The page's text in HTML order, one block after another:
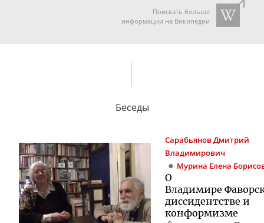
Поискать больше
информации на Википедии
Беседы
СарабьяновДмитрий
Владимирович
Мурина Елена
О
Владимире
диссидентстве и
конформизме